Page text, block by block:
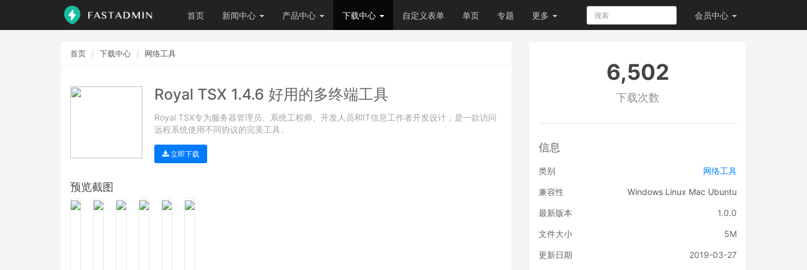
首页 新闻中心 产品中心 下载中心 自定义表单 单页 专题 更多 会员中心
首页 下载中心 网络工具
Royal TSX 1.4.6 好用的多终端工具
Royal TSX专为服务器管理员、系统工程师、开发人员和IT信息工作者开发设计，是一款访问
远程系统使用不同协议的完美工具。
立即下载
预览截图
6,502
下载次数
信息
类别 网络工具
兼容性 Windows Linux Mac Ubuntu
最新版本 1.0.0
文件大小 5M
更新日期 2019-03-27